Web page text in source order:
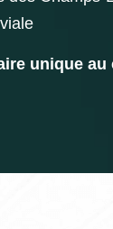
unique